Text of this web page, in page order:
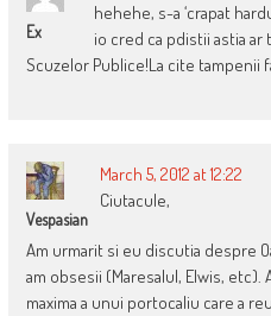
Ex
hehehe, s-a ‘crapat
io cred ca pdistii astia
Scuzelor Publice!La cite tampenii
Vespasian
March 5, 2012 at 12:22
Ciutacule,
Am urmarit si eu discutia despre
am obsesii (Maresalul, Elwis,
maxima a unui portocaliu care a